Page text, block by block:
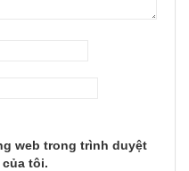
web trong trình duyệt
tôi.